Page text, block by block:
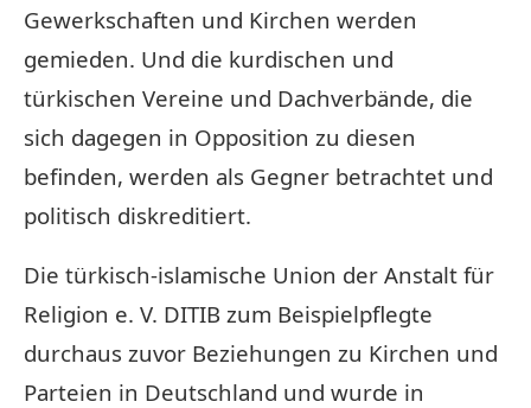
Gewerkschaften und Kirchen werden
gemieden. Und die kurdischen und
türkischen Vereine und Dachverbände, die
sich dagegen in Opposition zu diesen
befinden, werden als Gegner betrachtet und
politisch diskreditiert.
Die türkisch-islamische Union der Anstalt für
Religion e. V. DITIB zum Beispielpflegte
durchaus zuvor Beziehungen zu Kirchen und
Parteien in Deutschland und wurde in